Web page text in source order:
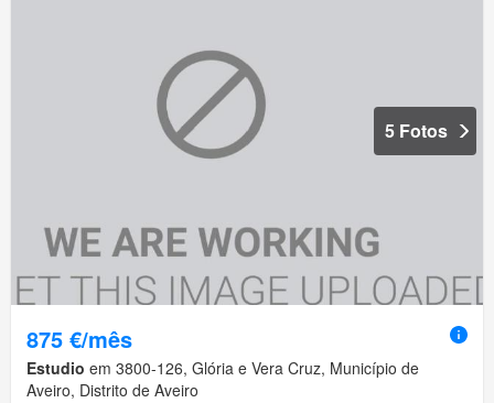
5 Fotos
875 €/mês
Estudio em 3800-126, Glória e Vera Cruz, Município de
Aveiro, Distrito de Aveiro